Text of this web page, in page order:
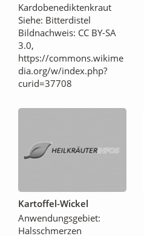
Kardobenediktenkraut
Siehe: Bitterdistel
Bildnachweis: CC BY-SA
3.0,
https://commons.wikime
dia.org/w/index.php?
curid=37708
Kartoffel-Wickel
Anwendungsgebiet:
Halsschmerzen